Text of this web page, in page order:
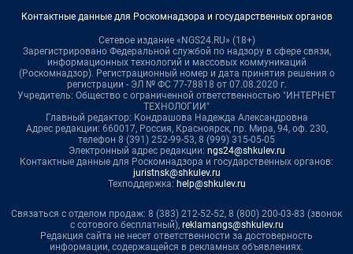
Контактные данные для Роскомнадзора и государственных органов
Сетевое издание «NGS24.RU» (18+)
Зарегистрировано Федеральной службой по надзору в сфере связи,
информационных технологий и массовых коммуникаций
(Роскомнадзор). Регистрационный номер и дата принятия решения о
регистрации - ЭЛ № ФС 77-78818 от 07.08.2020 г.
Учредитель: Общество с ограниченной ответственностью "ИНТЕРНЕТ
ТЕХНОЛОГИИ"
Главный редактор: Кондрашова Надежда Александровна
Адрес редакции: 660017, Россия, Красноярск, пр. Мира, 94, оф. 230,
телефон 8 (391) 252-99-53, 8 (999) 315-05-05
Электронный адрес редакции: ngs24@shkulev.ru
Контактные данные для Роскомнадзора и государственных органов:
juristnsk@shkulev.ru
Техподдержка: help@shkulev.ru
Связаться с отделом продаж: 8 (383) 212-52-52, 8 (800) 200-03-83 (звонок
с сотового бесплатный), reklamangs@shkulev.ru
Редакция сайта не несет ответственности за достоверность
информации, содержащейся в рекламных объявлениях.